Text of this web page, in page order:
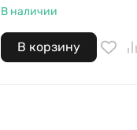
В наличии
В корзину